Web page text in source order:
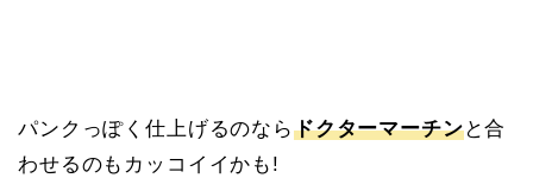
パンクっぽく仕上げるのならドクターマーチンと合
わせるのもカッコイイかも!